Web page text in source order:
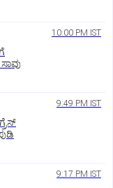
10:00 PM IST
9:49 PM IST
9:17 PM IST